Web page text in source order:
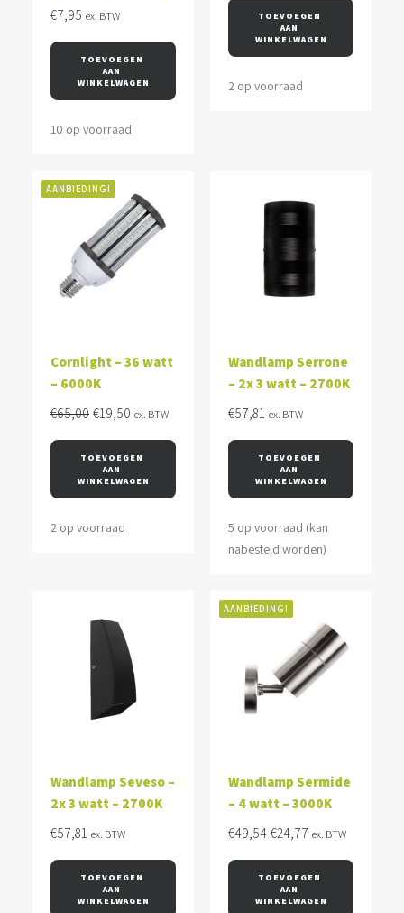
€7,95 ex. BTW
TOEVOEGEN
AAN
WINKELWAGEN
10 op voorraad
was:
€30,00.
is:
€12,50.
TOEVOEGEN
AAN
WINKELWAGEN
2 op voorraad
AANBIEDING!
Cornlight – 36 watt
– 6000K
€65,00 Oorspronkelijke
was:
€65,00.
€19,50 Huidige
is:
€19,50.
ex. BTW
TOEVOEGEN
AAN
WINKELWAGEN
2 op voorraad
Wandlamp Serrone
– 2x 3 watt – 2700K
€57,81 ex. BTW
TOEVOEGEN
AAN
WINKELWAGEN
5 op voorraad (kan
nabesteld worden)
Wandlamp Seveso –
2x 3 watt – 2700K
€57,81 ex. BTW
TOEVOEGEN
AAN
WINKELWAGEN
AANBIEDING!
Wandlamp Sermide
– 4 watt – 3000K
€49,54 Oorspronkelijke
was:
€49,54.
€24,77 Huidige
is:
€24,77.
ex. BTW
TOEVOEGEN
AAN
WINKELWAGEN